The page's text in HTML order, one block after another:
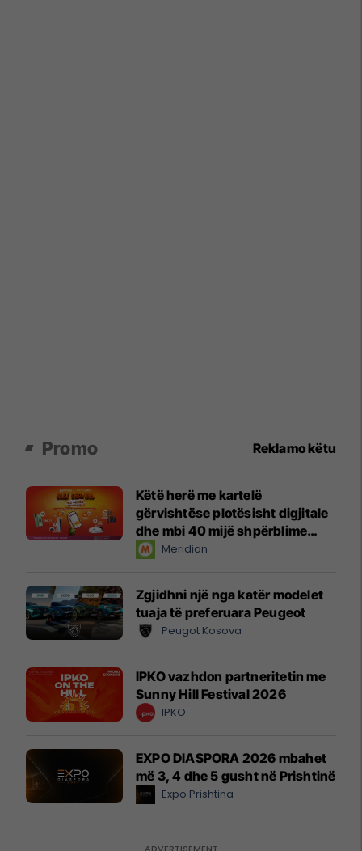
Promo Reklamo këtu
Këtë herë me kartelë
gërvishtëse plotësisht digjitale
dhe mbi 40 mijë shpërblime
instant!Meridian
Zgjidhni një nga katër modelet
tuaja të preferuara Peugeot
Peugot Kosova
IPKO vazhdon partneritetin me
Sunny Hill Festival 2026
IPKO
EXPO DIASPORA 2026 mbahet
më 3, 4 dhe 5 gusht në Prishtinë
Expo Prishtina